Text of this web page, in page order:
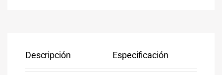
Descripción Especificación